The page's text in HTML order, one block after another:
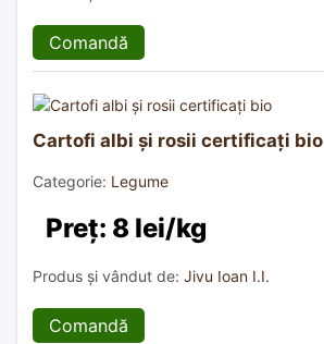
Comandă
Cartofi albi și rosii certificați bio
Categorie: Legume
Preț: 8 lei/kg
Produs și vândut de: Jivu Ioan I.I.
Comandă